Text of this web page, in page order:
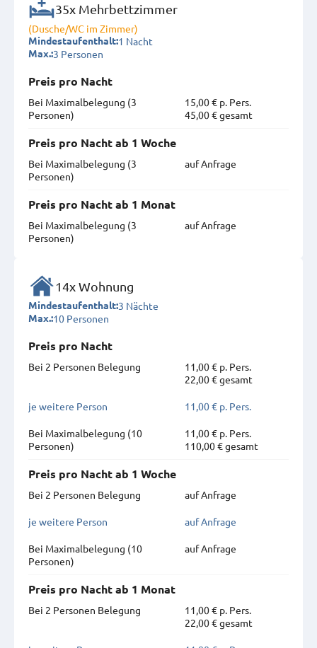
35x Mehrbettzimmer
(Dusche/WC im Zimmer)
Mindestaufenthalt:1 Nacht
Max.:3 Personen
Preis pro Nacht
Bei Maximal­belegung (3
Personen)
15,00 € p. Pers.
45,00 € gesamt
Preis pro Nacht ab 1 Woche
Bei Maximal­belegung (3
Personen)
auf Anfrage
Preis pro Nacht ab 1 Monat
Bei Maximal­belegung (3
Personen)
auf Anfrage
14x Wohnung
Mindestaufenthalt:3 Nächte
Max.:10 Personen
Preis pro Nacht
Bei 2 Personen Belegung
11,00 € p. Pers.
22,00 € gesamt
je weitere Person 11,00 € p. Pers.
Bei Maximal­belegung (10
Personen)
11,00 € p. Pers.
110,00 € gesamt
Preis pro Nacht ab 1 Woche
Bei 2 Personen Belegung
auf Anfrage
je weitere Person auf Anfrage
Bei Maximal­belegung (10
Personen)
auf Anfrage
Preis pro Nacht ab 1 Monat
Bei 2 Personen Belegung
11,00 € p. Pers.
22,00 € gesamt